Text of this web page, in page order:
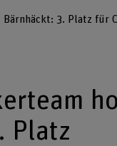
Bärnhäckt: 3. Platz für
Platz